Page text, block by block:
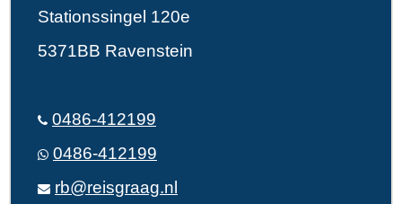
Stationssingel 120e
5371BB Ravenstein
0486-412199
0486-412199
rb@reisgraag.nl